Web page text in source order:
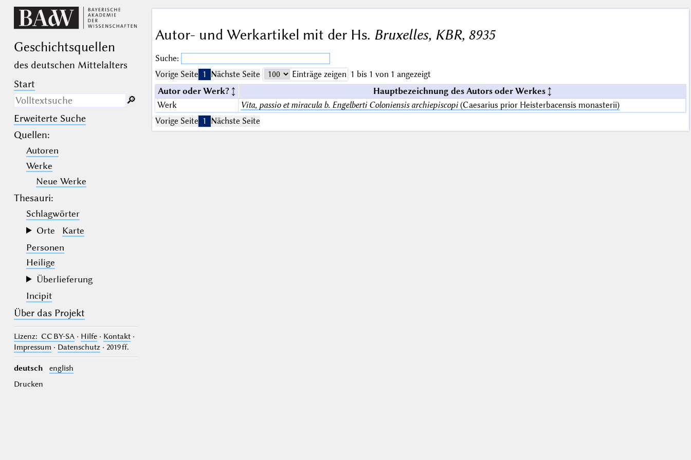
Geschichts­quellen
des deutschen Mittelalters
Start
Nur in Beschreibungs­texten
suchen
(der Unterstrich) ist Platzhalter für
genau ein Zeichen.
(das Prozentzeichen) ist Platzhalter
für kein, ein oder mehr als ein
Zeichen.
🔎︎
Erweiterte Suche
Quellen:
Autoren
Werke
Neue Werke
Thesauri:
Schlagwörter
Orte
Karte
Personen
Heilige
Überlieferung
Incipit
Über das Projekt
Lizenz: CC BY-SA· Hilfe· Kontakt·
Impressum · Datenschutz· 2019 ff.
deutsch
english
Drucken
Autor- und Werkartikel mit der Hs. Bruxelles, KBR, 8935
Suche:
Vorige Seite 1 Nächste Seite Einträge zeigen 1 bis 1 von 1 angezeigt
Autor oder Werk?
Hauptbezeichnung des Autors oder Werkes
Werk
Vita, passio et miracula b. Engelberti Coloniensis archiepiscopi(Caesarius prior Heisterbacensis monasterii)
Vorige Seite 1 Nächste Seite